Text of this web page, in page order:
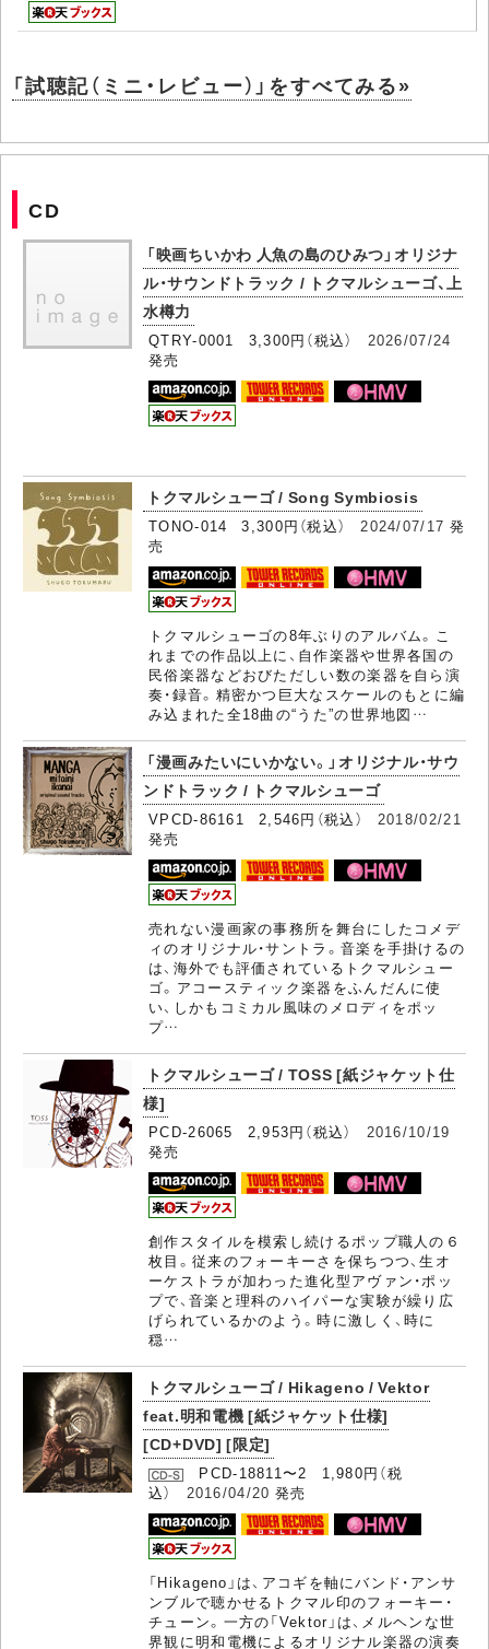
「試聴記（ミニ・レビュー）」をすべてみる»
CD
「映画ちいかわ 人魚の島のひみつ」オリジナ
ル・サウンドトラック / トクマルシューゴ、上
水樽力
QTRY-0001 3,300円（税込） 2026/07/24
発売
トクマルシューゴ / Song Symbiosis
TONO-014 3,300円（税込）2024/07/17 発
売
トクマルシューゴの8年ぶりのアルバム。こ
れまでの作品以上に、自作楽器や世界各国の
民俗楽器などおびただしい数の楽器を自ら演
奏・録音。精密かつ巨大なスケールのもとに編
み込まれた全18曲の“うた”の世界地図…
「漫画みたいにいかない。」オリジナル・サウ
ンドトラック / トクマルシューゴ
VPCD-86161 2,546円（税込） 2018/02/21
発売
売れない漫画家の事務所を舞台にしたコメデ
ィのオリジナル・サントラ。音楽を手掛けるの
は、海外でも評価されているトクマルシュー
ゴ。アコースティック楽器をふんだんに使
い、しかもコミカル風味のメロディをポッ
プ…
トクマルシューゴ / TOSS [紙ジャケット仕
様]
PCD-26065 2,953円（税込） 2016/10/19
発売
創作スタイルを模索し続けるポップ職人の６
枚目。従来のフォーキーさを保ちつつ、生オ
ーケストラが加わった進化型アヴァン・ポッ
プで、音楽と理科のハイパーな実験が繰り広
げられているかのよう。時に激しく、時に
穏…
トクマルシューゴ / Hikageno / Vektor
feat.明和電機 [紙ジャケット仕様]
[CD+DVD] [限定]
PCD-18811〜2 1,980円（税
込） 2016/04/20 発売
「Hikageno」は、アコギを軸にバンド・アンサ
ンブルで聴かせるトクマル印のフォーキー・
チューン。一方の「Vektor」は、メルヘンな世
界観に明和電機によるオリジナル楽器の演奏